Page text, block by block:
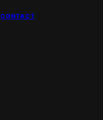
CONTACT